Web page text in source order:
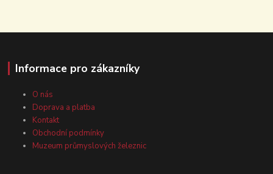
Informace pro zákazníky
O nás
Doprava a platba
Kontakt
Obchodní podmínky
Muzeum průmyslových železnic